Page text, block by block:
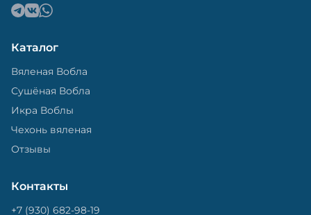
Каталог
Вяленая Вобла
Сушёная Вобла
Икра Воблы
Чехонь вяленая
Отзывы
Контакты
+7 (930) 682-98-19